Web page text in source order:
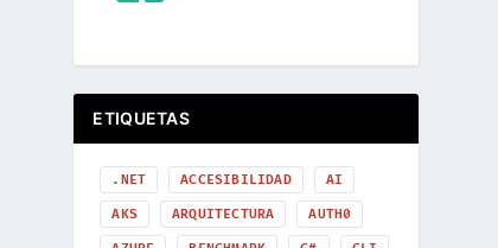
ETIQUETAS
.NET ACCESIBILIDAD AI
AKS ARQUITECTURA AUTH0